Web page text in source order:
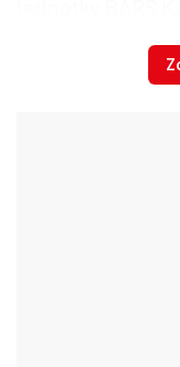
absolventem
V
přežití služby a
najít práci,